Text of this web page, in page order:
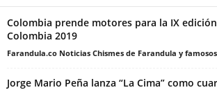
Colombia prende motores para la IX edición
Colombia 2019
Farandula.co Noticias Chismes de Farandula y famosos
Jorge Mario Peña lanza “La Cima” como